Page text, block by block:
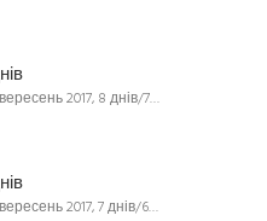
2017, 8 днів/7…
2017, 7 днів/6…